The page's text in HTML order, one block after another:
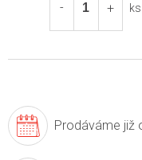
ks
Prodáváme již